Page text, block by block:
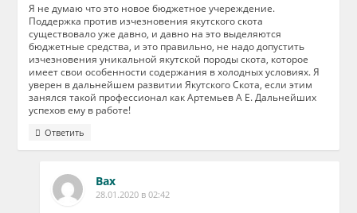
Я не думаю что это новое бюджетное учереждение.
Поддержка против изчезновения якутского скота
существовало уже давно, и давно на это выделяются
бюджетные средства, и это правильно, не надо допустить
изчезновения уникальной якутской породы скота, которое
имеет свои особенности содержания в холодных условиях. Я
уверен в дальнейшем развитии Якутского Скота, если этим
занялся такой профессионал как Артемьев А Е. Дальнейших
успехов ему в работе!
Ответить
Вах
28.01.2020 в 02:42